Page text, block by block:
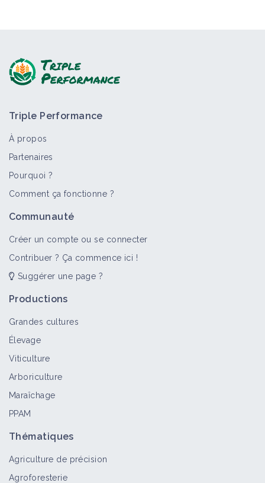
Triple Performance
À propos
Partenaires
Pourquoi ?
Comment ça fonctionne ?
Communauté
Créer un compte ou se connecter
Contribuer ? Ça commence ici !
Suggérer une page ?
Productions
Grandes cultures
Élevage
Viticulture
Arboriculture
Maraîchage
PPAM
Thématiques
Agriculture de précision
Agroforesterie